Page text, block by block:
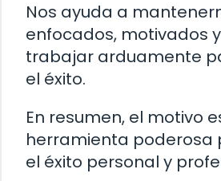
Nos ayuda a
enfocados, motivados
trabajar arduamente
el éxito.
En resumen, el motivo
herramienta poderosa
el éxito personal y